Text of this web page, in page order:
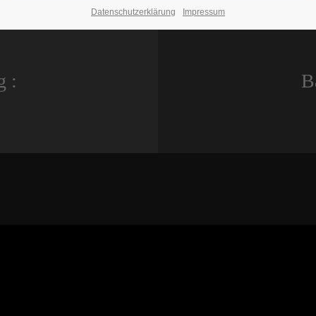
:
Datenschutzerklärung Impressum